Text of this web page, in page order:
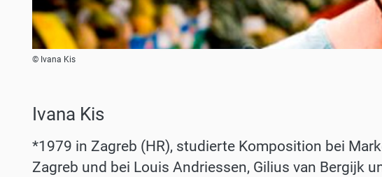
© Ivana Kis
Ivana Kis
*1979 in Zagreb (HR), studierte Komposition bei
Zagreb und bei Louis Andriessen, Gilius van Bergijk